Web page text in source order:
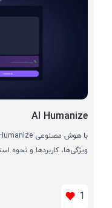
AI Humanize
ویژگی‌ها، کاربردها و نحوه
1